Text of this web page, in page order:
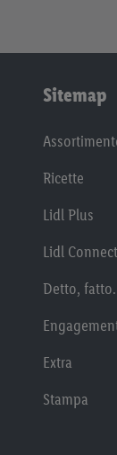
Sitemap
Ricette
Lidl Plus
Lidl Connect
Detto, fatto.
Extra
Stampa